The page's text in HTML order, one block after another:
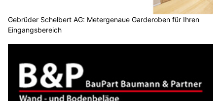
Gebrüder Schelbert AG: Metergenaue Garderoben für Ihren
Eingangsbereich